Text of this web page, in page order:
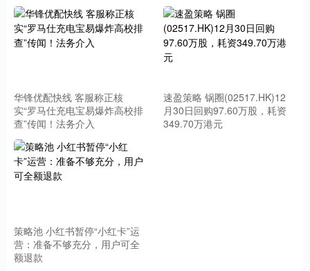
华锋优配快线 客服称正核
实“罗马仕充电宝易爆炸高校排
查”传闻！法务介入
速盈策略 锅圈(02517.HK)12
月30日回购97.60万股，耗资
349.70万港元
策略池 小红书暂停“小红卡”运
营：准备不够充分，用户可全
额退款